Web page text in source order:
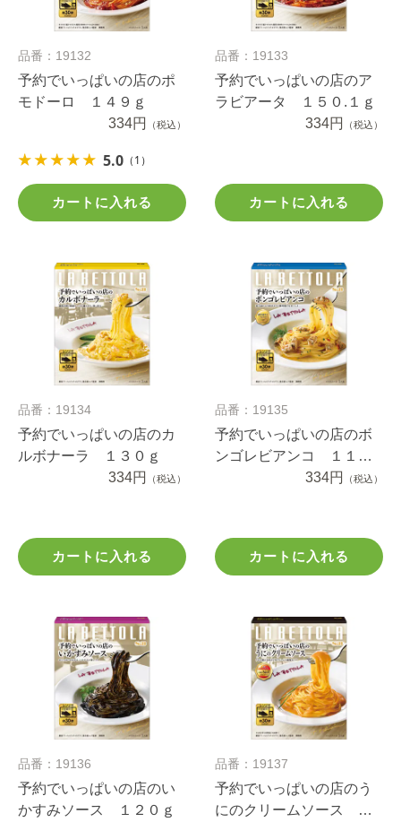
品番：19132
予約でいっぱいの店のポ
モドーロ １４９ｇ
334円
（税込）
5.0 （1）
カートに入れる
品番：19133
予約でいっぱいの店のア
ラビアータ １５０.１ｇ
334円
（税込）
カートに入れる
品番：19134
予約でいっぱいの店のカ
ルボナーラ １３０ｇ
334円
（税込）
カートに入れる
品番：19135
予約でいっぱいの店のボ
ンゴレビアンコ １１０.
334円 （税込）
カートに入れる
品番：19136
予約でいっぱいの店のい
かすみソース １２０ｇ
品番：19137
予約でいっぱいの店のう
にのクリームソース １